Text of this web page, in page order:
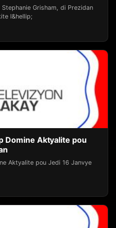
Grisham, di Prezidan
l&hellip;
Domine Aktyalite pou
Aktyalite pou Jedi 16 Janvye